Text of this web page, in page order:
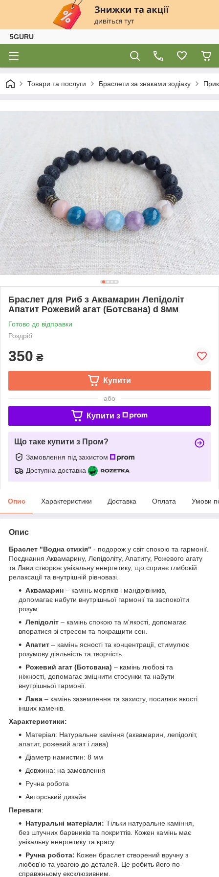
5GURU
Товари та послуги Браслети за знаками зодіаку
Браслет для Риб з Аквамарин Лепідоліт
Апатит Рожевий агат (Ботсвана) d 8мм
Готово до відправки
Роздріб
350 ₴
Купити
або
Купити з
Що таке купити з Пром?
Замовлення під захистом
Доступна доставка
Опис Характеристики Доставка Оплата Умови
Опис
Браслет "Водна стихія" - подорож у світ спокою та гармонії.
Поєднання Аквамарину, Лепідоліту, Апатиту, Рожевого агату
та Лави створює унікальну енергетику, що сприяє глибокій
релаксації та внутрішній рівновазі.
Аквамарин – камінь моряків і мандрівників,
допомагає набути внутрішньої гармонії та заспокоїти
розум.
Лепідоліт – камінь спокою та м'якості, допомагає
впоратися зі стресом та покращити сон.
Апатит – камінь ясності та концентрації, стимулює
розумову діяльність та творчість.
Рожевий агат (Ботсвана) – камінь любові та
ніжності, допомагає зміцнити стосунки та набути
внутрішньої гармонії.
Лава – камінь заземлення та захисту, посилює якості
інших каменів.
Характеристики:
Матеріал: Натуральне каміння (аквамарин, лепідоліт,
апатит, рожевий агат і лава)
Діаметр намистин: 8 мм
Довжина: на замовлення
Ручна робота
Авторський дизайн ​​​
Переваги:
Натуральні матеріали: Тільки натуральне каміння,
без штучних барвників та покриттів. Кожен камінь має
унікальну енергетику та красу.
Ручна робота: Кожен браслет створений вручну з
любов'ю та увагою до деталей. Це робить його по-
справжньому ексклюзивним.